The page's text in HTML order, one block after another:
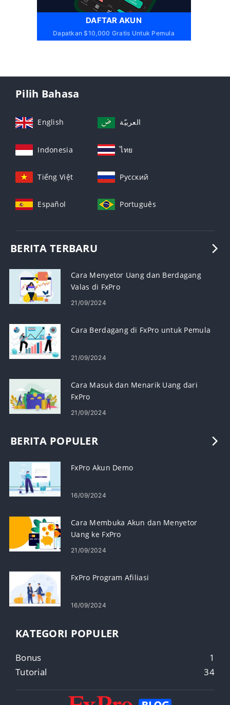
DAFTAR AKUN
Dapatkan $10,000 Gratis Untuk Pemula
Pilih Bahasa
English العربيّة
Indonesia ไทย
Tiếng Việt Русский
Español Português
BERITA TERBARU
Cara Menyetor Uang dan Berdagang
Valas di FxPro
21/09/2024
Cara Berdagang di FxPro untuk Pemula
21/09/2024
Cara Masuk dan Menarik Uang dari
FxPro
21/09/2024
BERITA POPULER
FxPro Akun Demo
16/09/2024
Cara Membuka Akun dan Menyetor
Uang ke FxPro
21/09/2024
FxPro Program Afiliasi
16/09/2024
KATEGORI POPULER
Bonus
1
Tutorial
34